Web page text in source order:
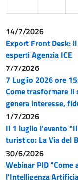
14/7/2026
Export Front Desk:
esperti Agenzia ICE
7/7/2026
7 Luglio 2026 ore
Come trasformare il
genera interesse,
1/7/2026
Il 1 luglio l'evento
turistico: La Via del
30/6/2026
Webinar PID "Come
l'Intelligenza